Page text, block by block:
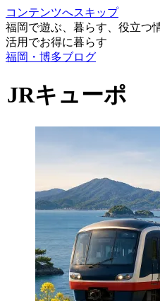
コンテンツへスキップ
福岡で遊ぶ、暮らす、役立つ
活用でお得に暮らす
福岡・博多ブログ
JRキューポ